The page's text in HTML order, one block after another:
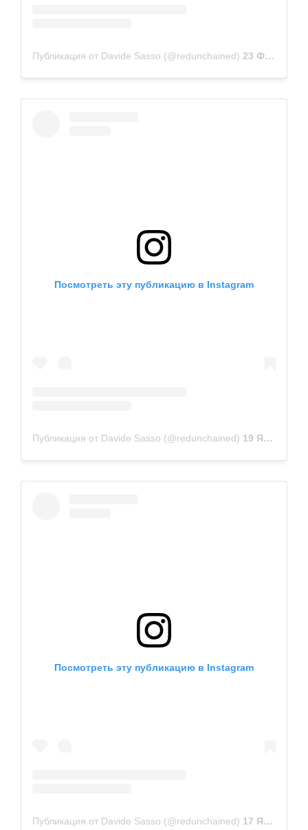
Публикация от Davide Sasso (@redunchained) 23 Фев 2019 в 4:01 PST
Посмотреть эту публикацию в Instagram
Публикация от Davide Sasso (@redunchained) 19 Янв 2019 в 4:43 PST
Посмотреть эту публикацию в Instagram
Публикация от Davide Sasso (@redunchained) 17 Янв 2019 в 4:50 PST